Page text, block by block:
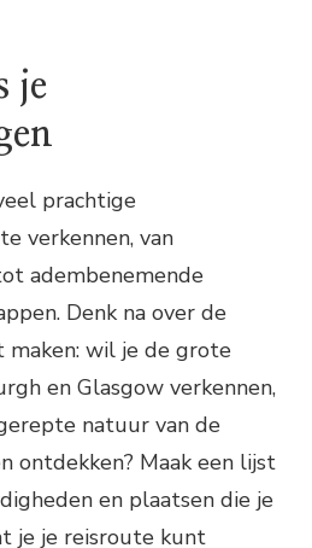
je
prachtige
verkennen, van
adembenemende
Denk na over de
wil je de grote
en Glasgow verkennen,
natuur van de
ontdekken? Maak een lijst
en plaatsen die je
je je reisroute kunt